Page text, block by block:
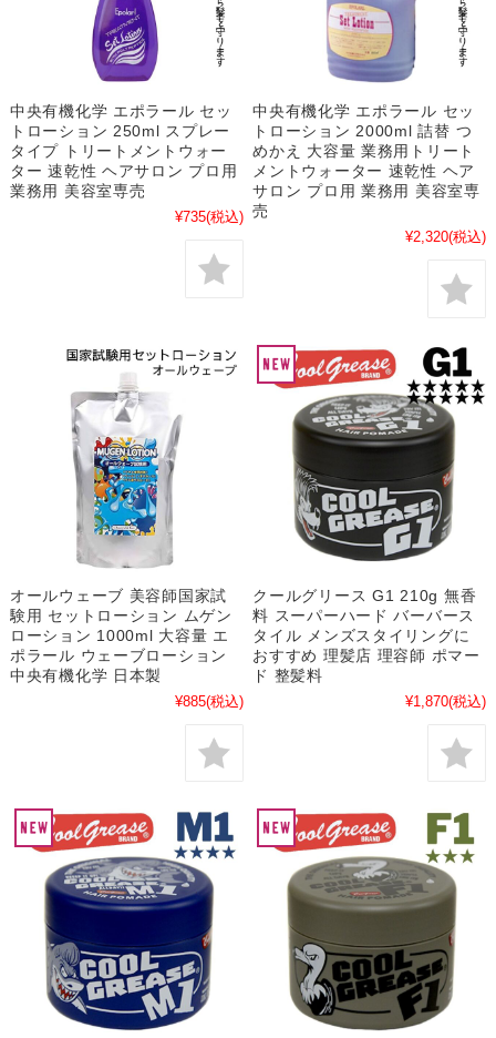
中央有機化学 エポラール セッ
トローション 250ml スプレー
タイプ トリートメントウォー
ター 速乾性 ヘアサロン プロ用
業務用 美容室専売
¥735(税込)
中央有機化学 エポラール セッ
トローション 2000ml 詰替 つ
めかえ 大容量 業務用トリート
メントウォーター 速乾性 ヘア
サロン プロ用 業務用 美容室専
売
¥2,320(税込)
オールウェーブ 美容師国家試
験用 セットローション ムゲン
ローション 1000ml 大容量 エ
ポラール ウェーブローション
中央有機化学 日本製
¥885(税込)
クールグリース G1 210g 無香
料 スーパーハード バーバース
タイル メンズスタイリングに
おすすめ 理髪店 理容師 ポマー
ド 整髪料
¥1,870(税込)